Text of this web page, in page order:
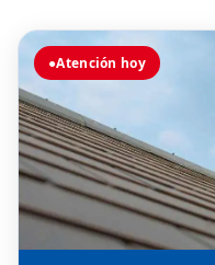
●Atención hoy